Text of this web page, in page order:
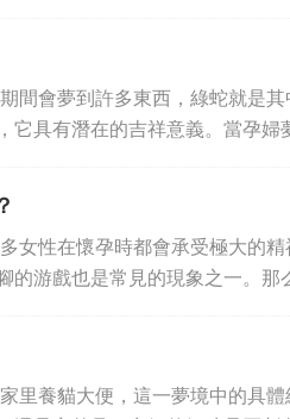
間會夢到許多東西，綠蛇就是其
它具有潛在的吉祥意義。當孕婦
女性在懷孕時都會承受極大的精
的游戲也是常見的現象之一。那
里養貓大便，這一夢境中的具體